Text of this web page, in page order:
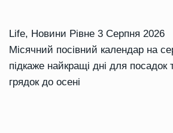
Life, Новини Рівне 3 Серпня 2026
Місячний посівний календар на
підкаже найкращі дні для посадок
грядок до осені